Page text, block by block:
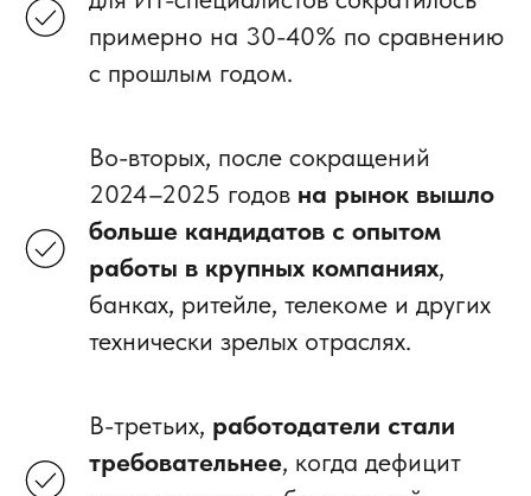
примерно на 30-40% по сравнению
с прошлым годом.
Во-вторых, после сокращений
2024–2025 годов на рынок вышло
больше кандидатов с опытом
работы в крупных компаниях,
банках, ритейле, телекоме и других
технически зрелых отраслях.
В-третьих, работодатели стали
требовательнее, когда дефицит